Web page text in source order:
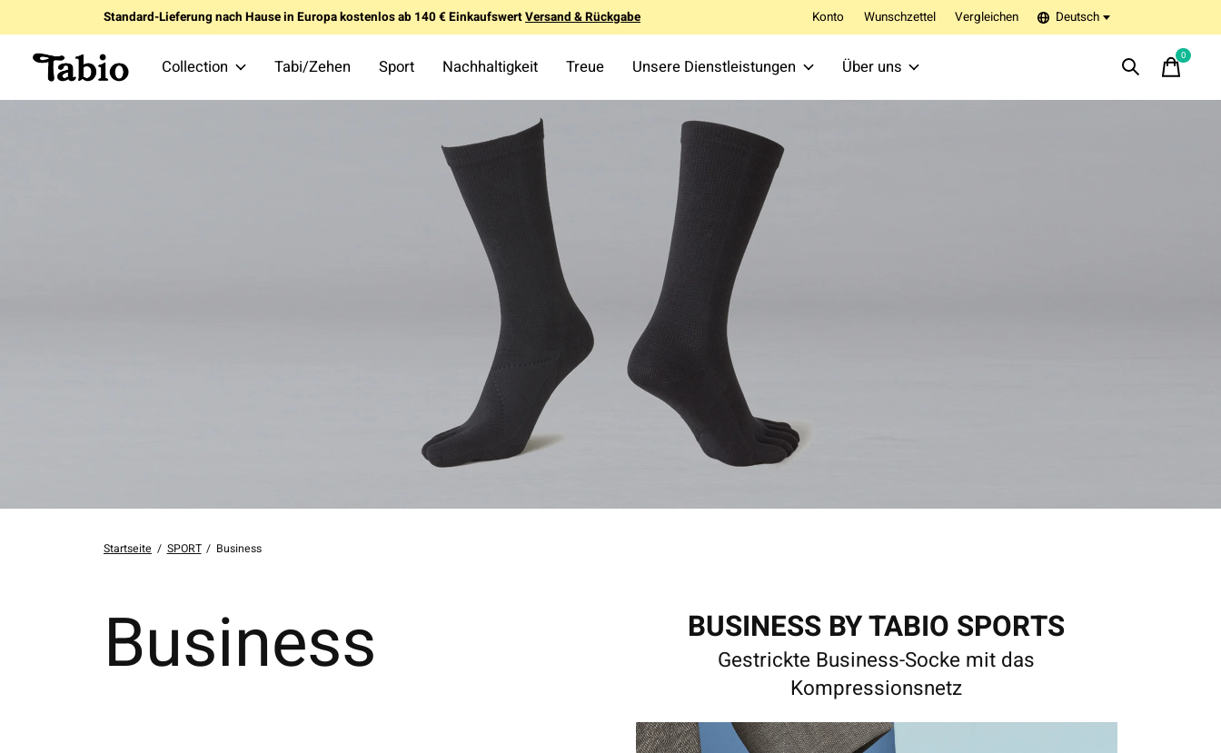
Standard-Lieferung nach Hause in Europa kostenlos ab 140 € EinkaufswertVersand & Rückgabe Konto Wunschzettel Vergleichen Deutsch
Collection Tabi/Zehen Sport Nachhaltigkeit Treue Unsere Dienstleistungen Über uns
0items
Startseite / SPORT / Business
Business BUSINESS BY TABIO SPORTS
Gestrickte Business-Socke mit das
Kompressionsnetz